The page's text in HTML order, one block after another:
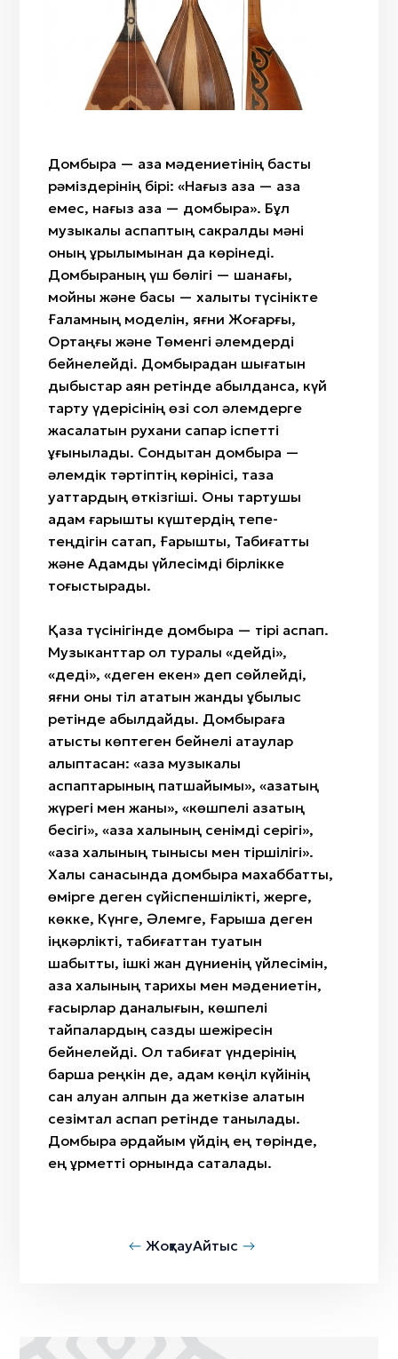
«Ит құйрық»
«Өткiзбе»/«Өркен»
«Түйетабан»/«Өркеш»/«Ботамойын»/«Ботакөз»
«Гүл»/«Қызғалдақ»/«Райхангүл»
«Өрмекші»/«Алақұрт»
«Жылан»/«Жыланбас»/«Жыланбауыр»
Жылан бас
Саз
Киіз
Сүйек
Айтыс
Сыбызғы
Сазсырнай
Домбыра — қазақ мәдениетінің басты
рәміздерінің бірі: «Нағыз қазақ — қазақ
емес, нағыз қазақ — домбыра». Бұл
музыкалық аспаптың сакралды мәні
оның құрылымынан да көрінеді.
Домбыраның үш бөлігі — шанағы,
мойны және басы — халықтық түсінікте
Ғаламның моделін, яғни Жоғарғы,
Ортаңғы және Төменгі әлемдерді
бейнелейді. Домбырадан шығатын
дыбыстар аян ретінде қабылданса, күй
тарту үдерісінің өзі сол әлемдерге
жасалатын рухани сапар іспетті
ұғынылады. Сондықтан домбыра —
әлемдік тәртіптің көрінісі, таза
қуаттардың өткізгіші. Оны тартушы
адам ғарыштық күштердің тепе-
теңдігін сақтап, Ғарышты, Табиғатты
және Адамды үйлесімді бірлікке
тоғыстырады.
Қазақ түсінігінде домбыра — тірі аспап.
Музыканттар ол туралы «дейді»,
«деді», «деген екен» деп сөйлейді,
яғни оны тіл қататын жанды құбылыс
ретінде қабылдайды. Домбыраға
қатысты көптеген бейнелі атаулар
қалыптасқан: «қазақ музыкалық
аспаптарының патшайымы», «қазақтың
жүрегі мен жаны», «көшпелі қазақтың
бесігі», «қазақ халқының сенімді серігі»,
«қазақ халқының тынысы мен тіршілігі».
Халық санасында домбыра махаббатты,
өмірге деген сүйіспеншілікті, жерге,
көкке, Күнге, Әлемге, Ғарышқа деген
іңкәрлікті, табиғаттан туатын
шабытты, ішкі жан дүниенің үйлесімін,
қазақ халқының тарихы мен мәдениетін,
ғасырлар даналығын, көшпелі
тайпалардың сазды шежіресін
бейнелейді. Ол табиғат үндерінің
барша реңкін де, адам көңіл күйінің
сан алуан қалпын да жеткізе алатын
сезімтал аспап ретінде танылады.
Домбыра әрдайым үйдің ең төрінде,
ең құрметті орнында сақталады.
ЖоқтауАйтыс